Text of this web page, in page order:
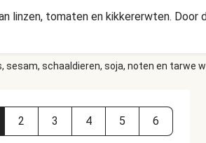
linzen, tomaten en kikkererwten.
sesam, schaaldieren, soja, noten en tarwe
2 3 4 5 6